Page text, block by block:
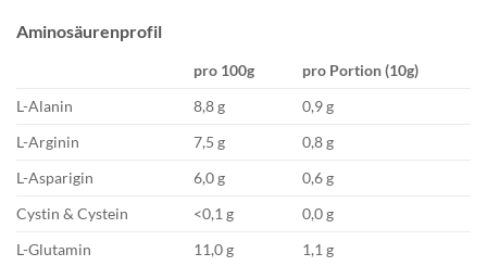
Aminosäurenprofil
pro 100g
pro Portion (10g)
L-Alanin
8,8 g
0,9 g
L-Arginin
7,5 g
0,8 g
L-Asparigin
6,0 g
0,6 g
Cystin & Cystein
<0,1 g
0,0 g
L-Glutamin
11,0 g
1,1 g